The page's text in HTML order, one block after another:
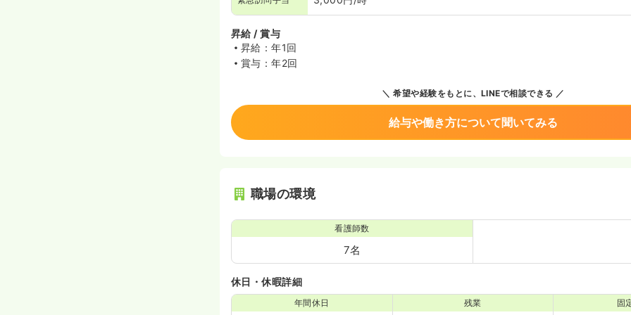
昇給 / 賞与
昇給：年1回
賞与：年2回
希望や経験をもとに、LINEで相談できる
給与や働き方について聞いてみる
職場の環境
看護師数
7名
休日・休暇詳細
年間休日 残業 固